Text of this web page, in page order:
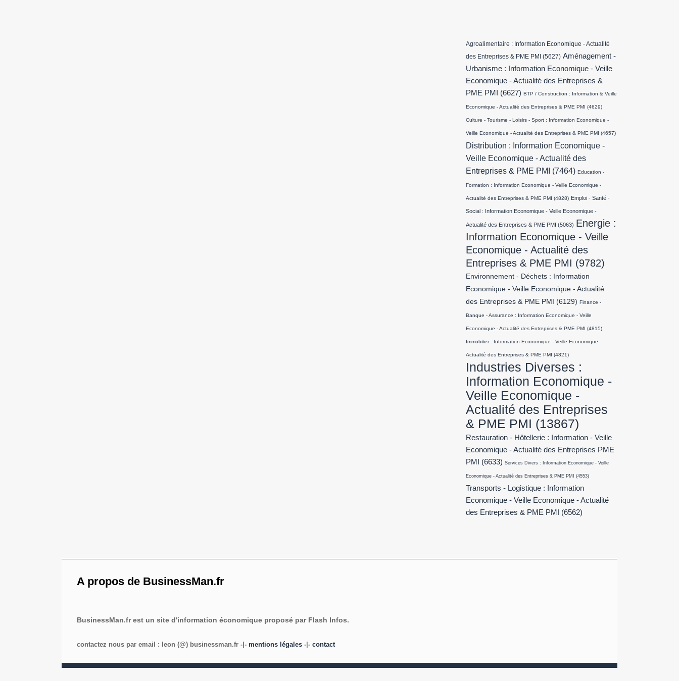
Agroalimentaire : Information Economique - Actualité
des Entreprises & PME PMI (5627) Aménagement -
Urbanisme : Information Economique - Veille
Economique - Actualité des Entreprises &
PME PMI
(6627) BTP / Construction : Information & Veille
Economique - Actualité des Entreprises & PME PMI (4629)
Culture - Tourisme - Loisirs - Sport : Information Economique -
Veille Economique - Actualité des Entreprises & PME PMI (4657)
Distribution : Information Economique -
Veille Economique - Actualité des
Entreprises & PME PMI (7464) Education -
Formation : Information Economique - Veille Economique -
Actualité des Entreprises & PME PMI (4828) Emploi - Santé -
Social : Information Economique - Veille Economique -
Actualité des Entreprises & PME PMI (5063) Energie :
Information Economique - Veille
Economique - Actualité des
Entreprises & PME PMI (9782)
Environnement - Déchets : Information
Economique - Veille Economique - Actualité
des Entreprises & PME PMI
(6129) Finance -
Banque - Assurance : Information Economique - Veille
Economique - Actualité des Entreprises & PME PMI (4815)
Immobilier : Information Economique - Veille Economique -
Actualité des Entreprises & PME PMI (4821)
Industries Diverses :
Information Economique -
Veille Economique -
Actualité des Entreprises
& PME PMI (13867)
Restauration - Hôtellerie : Information - Veille
Economique - Actualité des Entreprises PME
PMI
(6633) Services Divers : Information Economique - Veille
Economique - Actualité des Entreprises & PME PMI (4553)
Transports - Logistique : Information
Economique - Veille Economique - Actualité
des Entreprises & PME PMI
(6562)
A propos de BusinessMan.fr
BusinessMan.fr est un site d'information économique proposé par Flash Infos.
contactez nous par email : leon (@) businessman.fr -|- mentions légales -|- contact